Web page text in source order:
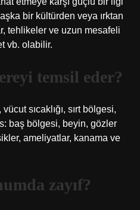
bir kültürden veya ırktan
tehlikeler ve uzun mesafeli
vb. olabilir.
temsil eder?
sıcaklığı, sırt bölgesi,
baş bölgesi, beyin, gözler
ameliyatlar, kanama ve
zayıf?